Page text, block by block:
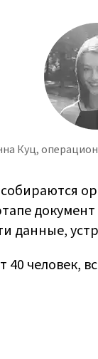
Куц,
данные,
40